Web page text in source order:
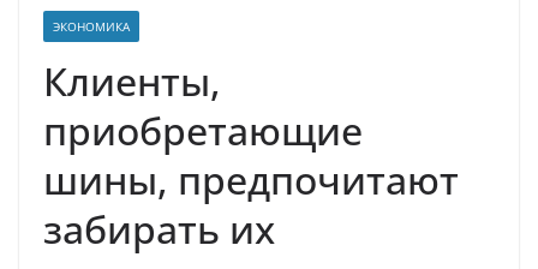
ЭКОНОМИКА
Клиенты,
приобретающие
шины, предпочитают
забирать их